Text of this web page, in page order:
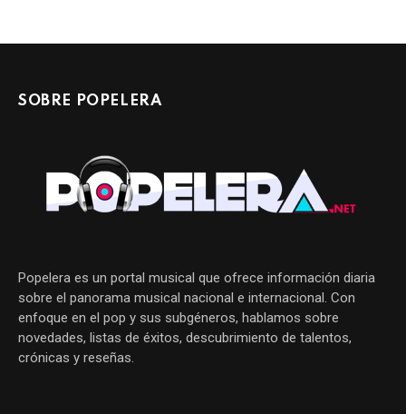
SOBRE POPELERA
Popelera es un portal musical que ofrece información diaria
sobre el panorama musical nacional e internacional. Con
enfoque en el pop y sus subgéneros, hablamos sobre
novedades, listas de éxitos, descubrimiento de talentos,
crónicas y reseñas.